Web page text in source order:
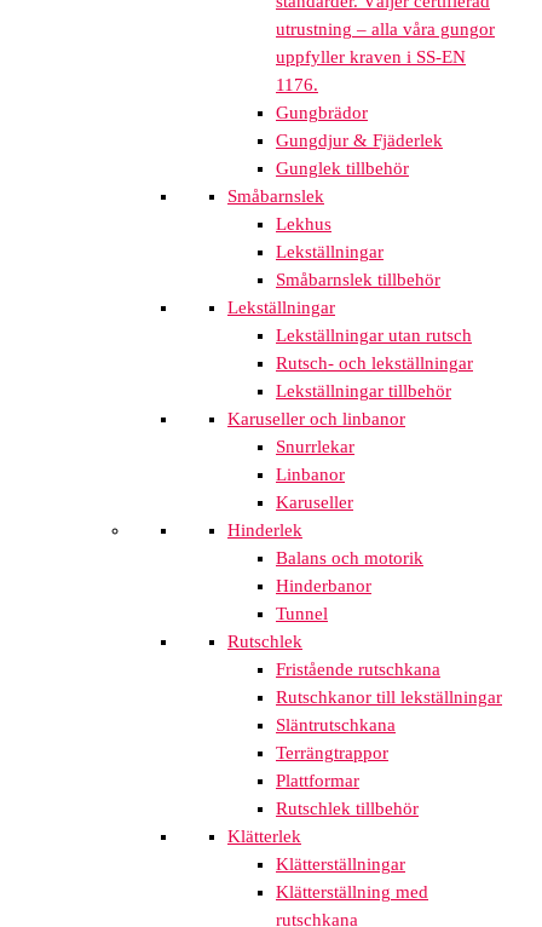
utrustning – alla våra gungor
uppfyller kraven i SS-EN
1176.
Gungbrädor
Gungdjur & Fjäderlek
Gunglek tillbehör
Småbarnslek
Lekhus
Lekställningar
Småbarnslek tillbehör
Lekställningar
Lekställningar utan rutsch
Rutsch- och lekställningar
Lekställningar tillbehör
Karuseller och linbanor
Snurrlekar
Linbanor
Karuseller
Hinderlek
Balans och motorik
Hinderbanor
Tunnel
Rutschlek
Fristående rutschkana
Rutschkanor till lekställningar
Släntrutschkana
Terrängtrappor
Plattformar
Rutschlek tillbehör
Klätterlek
Klätterställningar
Klätterställning med
rutschkana